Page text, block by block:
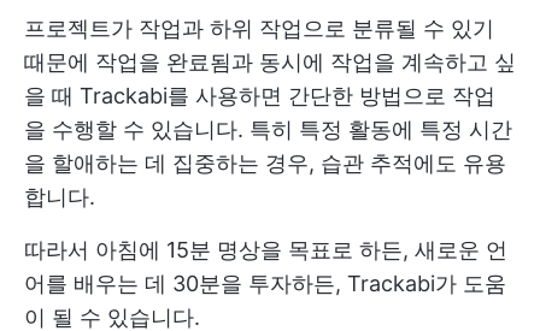
프로젝트가 작업과 하위 작업으로 분류될 수 있기
때문에 작업을 완료됨과 동시에 작업을 계속하고 싶
을 때 Trackabi를 사용하면 간단한 방법으로 작업
을 수행할 수 있습니다. 특히 특정 활동에 특정 시간
을 할애하는 데 집중하는 경우, 습관 추적에도 유용
합니다.
따라서 아침에 15분 명상을 목표로 하든, 새로운 언
어를 배우는 데 30분을 투자하든, Trackabi가 도움
이 될 수 있습니다.